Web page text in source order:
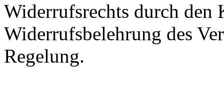
Widerrufsrechts durch den
Widerrufsbelehrung des
Regelung.